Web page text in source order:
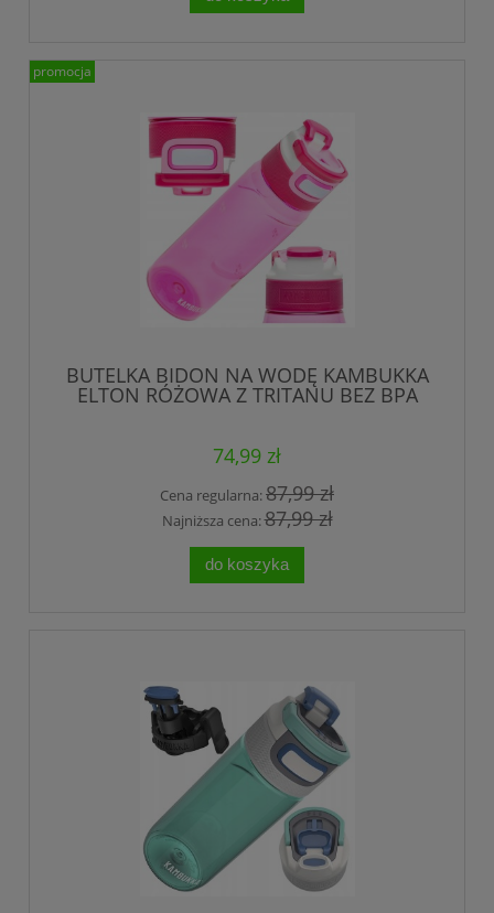
BUTELKA BIDON NA WODĘ KAMBUKKA
ELTON RÓŻOWA Z TRITANU BEZ BPA
74,99 zł
Cena regularna:87,99 zł
Najniższa cena:87,99 zł
do koszyka
promocja